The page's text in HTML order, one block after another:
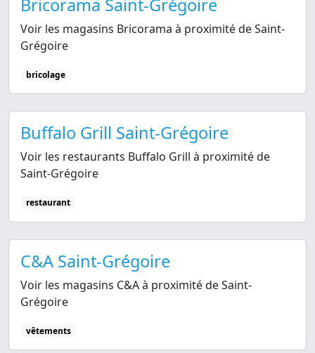
Bricorama Saint-Grégoire
Voir les magasins Bricorama à proximité de Saint-
Grégoire
bricolage
Buffalo Grill Saint-Grégoire
Voir les restaurants Buffalo Grill à proximité de
Saint-Grégoire
restaurant
C&A Saint-Grégoire
Voir les magasins C&A à proximité de Saint-
Grégoire
vêtements